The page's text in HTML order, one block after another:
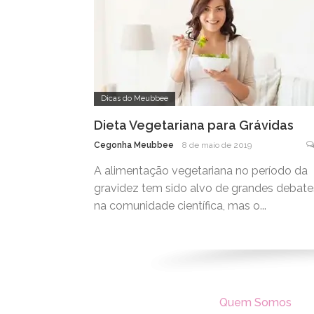
Dicas do Meubbee
Dieta Vegetariana para Grávidas
Cegonha Meubbee 8 de maio de 2019
A alimentação vegetariana no período da
gravidez tem sido alvo de grandes
na comunidade científica, mas o...
Quem Somos